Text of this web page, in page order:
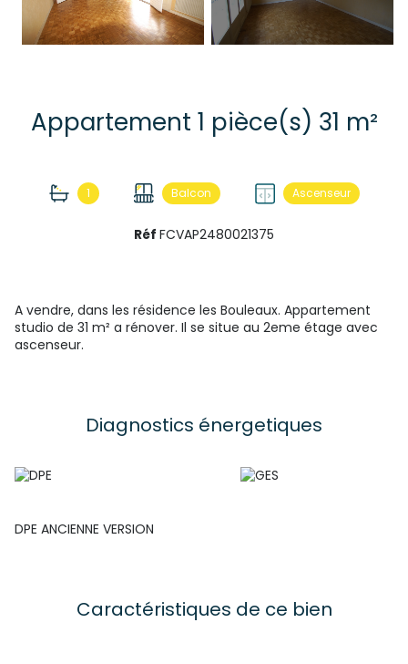
Appartement 1 pièce(s) 31 m²
1 Balcon Ascenseur
Réf FCVAP2480021375
A vendre, dans les résidence les Bouleaux. Appartement
studio de 31 m² a rénover. Il se situe au 2eme étage avec
ascenseur.
Diagnostics énergetiques
DPE ANCIENNE VERSION
Caractéristiques de ce bien